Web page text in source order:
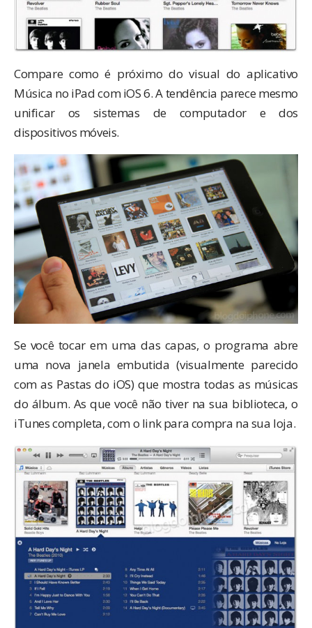
Compare como é próximo do visual do aplicativo
Música no iPad com iOS 6. A tendência parece mesmo
unificar os sistemas de computador e dos
dispositivos móveis.
Se você tocar em uma das capas, o programa abre
uma nova janela embutida (visualmente parecido
com as Pastas do iOS) que mostra todas as músicas
do álbum. As que você não tiver na sua biblioteca, o
iTunes completa, com o link para compra na sua loja.